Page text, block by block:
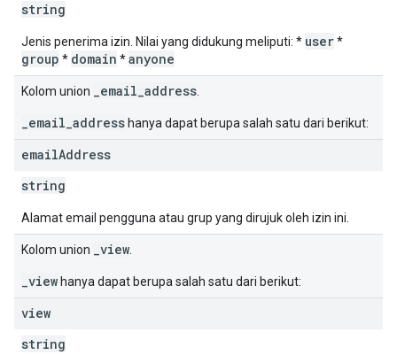
string
Jenis penerima izin. Nilai yang didukung meliputi: * user*
group * domain *anyone
Kolom union _email_address
_email_address hanya dapat berupa salah satu dari berikut:
emailAddress
string
Alamat email pengguna atau grup yang dirujuk oleh izin ini.
Kolom union _view
_view hanya dapat berupa salah satu dari berikut:
view
string